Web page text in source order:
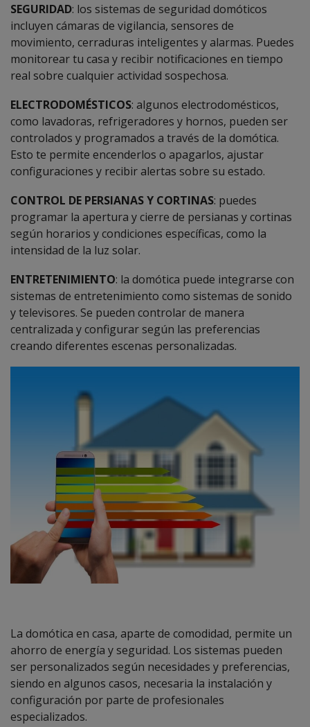
SEGURIDAD: los sistemas de seguridad domóticos
incluyen cámaras de vigilancia, sensores de
movimiento, cerraduras inteligentes y alarmas. Puedes
monitorear tu casa y recibir notificaciones en tiempo
real sobre cualquier actividad sospechosa.
ELECTRODOMÉSTICOS: algunos electrodomésticos,
como lavadoras, refrigeradores y hornos, pueden ser
controlados y programados a través de la domótica.
Esto te permite encenderlos o apagarlos, ajustar
configuraciones y recibir alertas sobre su estado.
CONTROL DE PERSIANAS Y CORTINAS: puedes
programar la apertura y cierre de persianas y cortinas
según horarios y condiciones específicas, como la
intensidad de la luz solar.
ENTRETENIMIENTO: la domótica puede integrarse con
sistemas de entretenimiento como sistemas de sonido
y televisores. Se pueden controlar de manera
centralizada y configurar según las preferencias
creando diferentes escenas personalizadas.
La domótica en casa, aparte de comodidad, permite un
ahorro de energía y seguridad. Los sistemas pueden
ser personalizados según necesidades y preferencias,
siendo en algunos casos, necesaria la instalación y
configuración por parte de profesionales
especializados.